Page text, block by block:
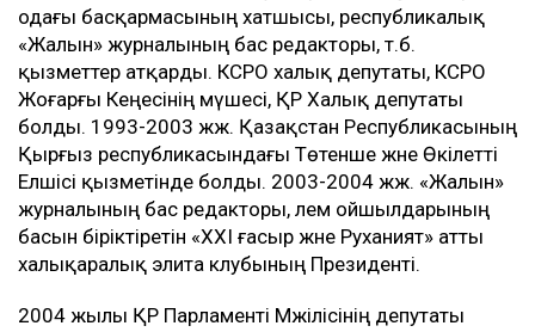
одағы басқармасының хатшысы, республикалық
«Жалын» журналының бас редакторы, т.б.
қызметтер атқарды. КСРО халық депутаты, КСРО
Жоғарғы Кеңесінің мүшесі, ҚР Халық депутаты
болды. 1993-2003 жж. Қазақстан Республикасының
Қырғыз республикасындағы Төтенше және Өкілетті
Елшісі қызметінде болды. 2003-2004 жж. «Жалын»
журналының бас редакторы, әлем ойшылдарының
басын біріктіретін «ХХІ ғасыр және Руханият» атты
халықаралық элита клубының Президенті.
2004 жылы ҚР Парламенті Мәжілісінің депутаты